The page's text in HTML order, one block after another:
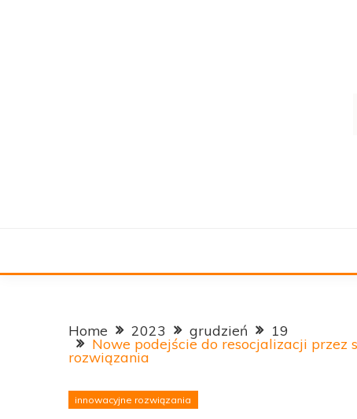
Home 2023 grudzień 19
Nowe podejście do resocjalizacji przez
rozwiązania
innowacyjne rozwiązania